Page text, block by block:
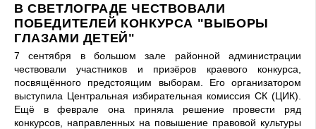
В СВЕТЛОГРАДЕ ЧЕСТВОВАЛИ
ПОБЕДИТЕЛЕЙ КОНКУРСА "ВЫБОРЫ
ГЛАЗАМИ ДЕТЕЙ"
7 сентября в большом зале районной администрации
чествовали участников и призёров краевого конкурса,
посвящённого предстоящим выборам. Его организатором
выступила Центральная избирательная комиссия СК (ЦИК).
Ещё в феврале она приняла решение провести ряд
конкурсов, направленных на повышение правовой культуры